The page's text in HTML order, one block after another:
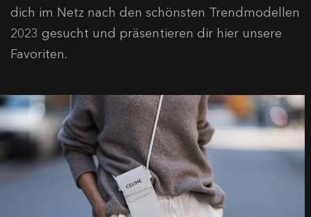
dich im Netz nach den schönsten Trendmodellen
2023 gesucht und präsentieren dir hier unsere
Favoriten.